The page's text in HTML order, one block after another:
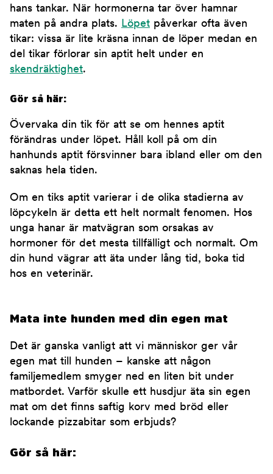
hans tankar. När hormonerna tar över hamnar
maten på andra plats. Löpet påverkar ofta även
tikar: vissa är lite kräsna innan de löper medan en
del tikar förlorar sin aptit helt under en
skendräktighet.
Gör så här:
Övervaka din tik för att se om hennes aptit
förändras under löpet. Håll koll på om din
hanhunds aptit försvinner bara ibland eller om den
saknas hela tiden.
Om en tiks aptit varierar i de olika stadierna av
löpcykeln är detta ett helt normalt fenomen. Hos
unga hanar är matvägran som orsakas av
hormoner för det mesta tillfälligt och normalt. Om
din hund vägrar att äta under lång tid, boka tid
hos en veterinär.
Mata inte hunden med din egen mat
Det är ganska vanligt att vi människor ger vår
egen mat till hunden – kanske att någon
familjemedlem smyger ned en liten bit under
matbordet. Varför skulle ett husdjur äta sin egen
mat om det finns saftig korv med bröd eller
lockande pizzabitar som erbjuds?
Gör så här: